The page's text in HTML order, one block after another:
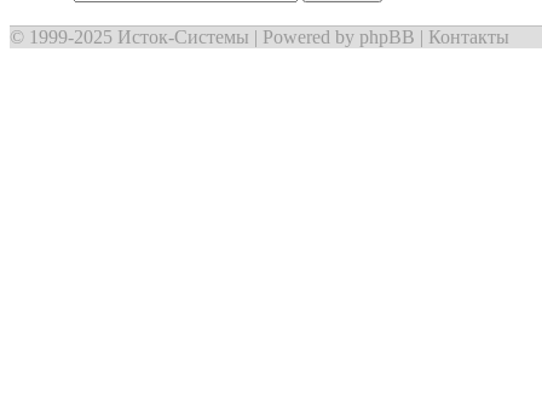
© 1999-2025 Исток-Системы | Powered by phpBB | Контакты